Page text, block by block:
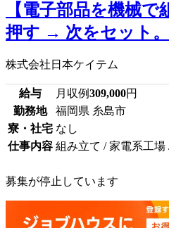
【電子部品を機械
押す → 次をセット
株式会社日本ケイテム
給与 月収例309,000円
勤務地
福岡県 糸島市
寮・社宅 なし
仕事内容 組み立て / 家電系工場
募集が停止しています